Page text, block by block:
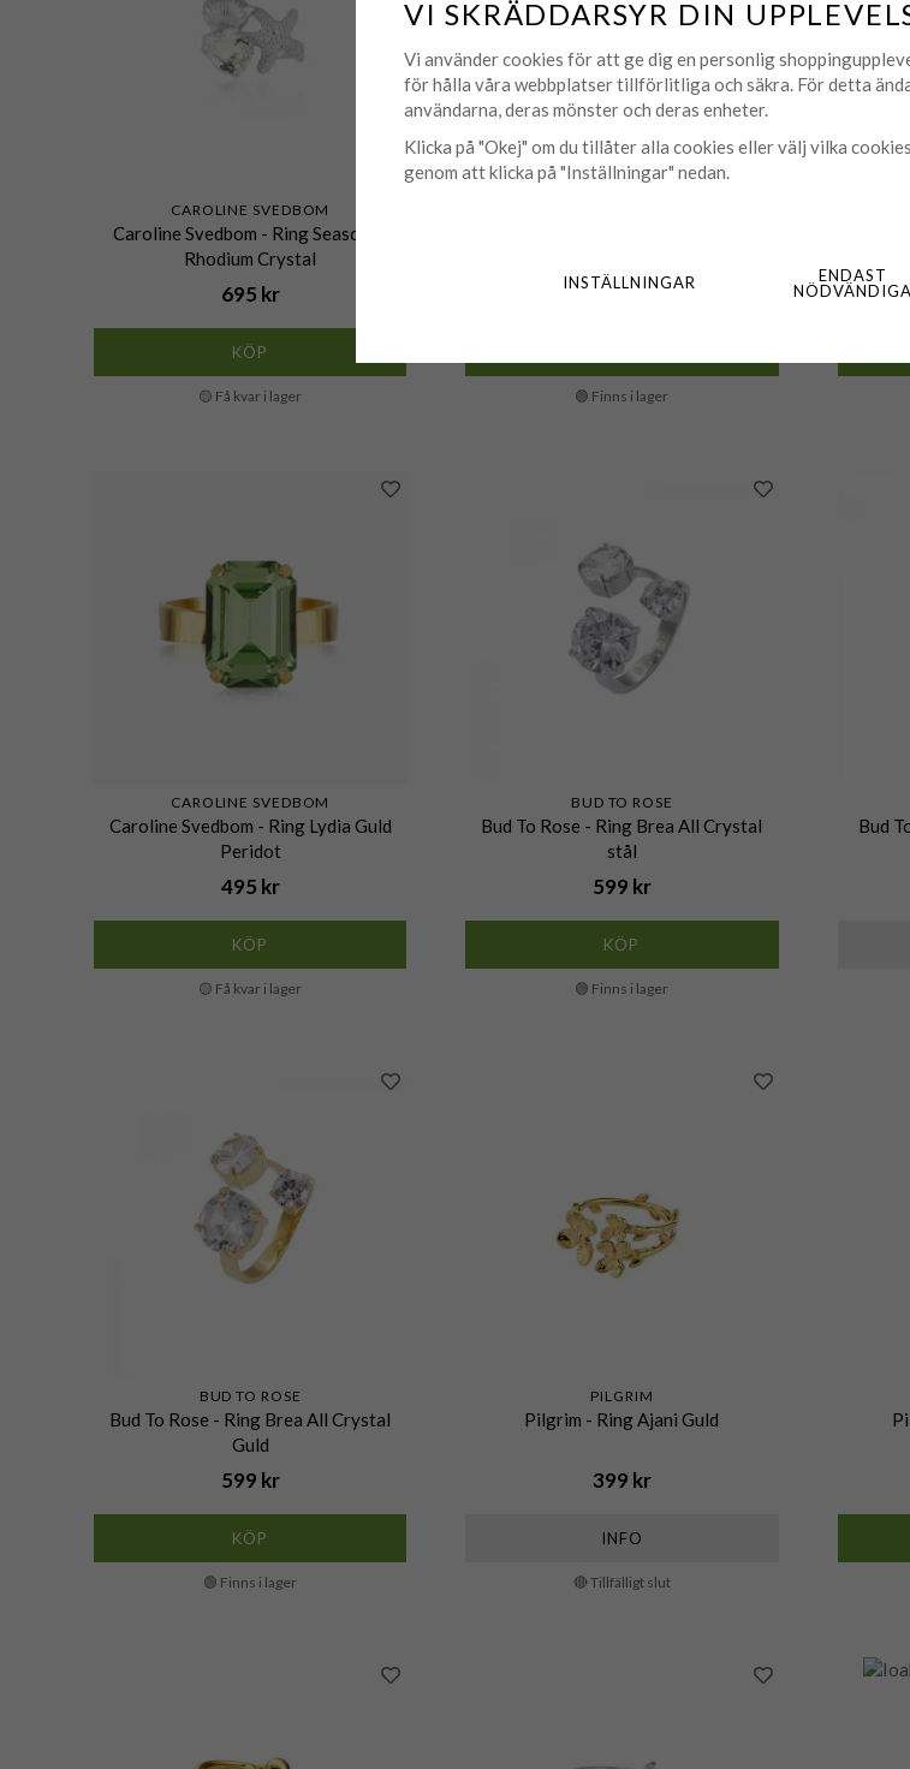
CAROLINE SVEDBOM
Caroline Svedbom - Ring Seascape
Rhodium Crystal
695 kr
KÖP
🟡 Få kvar i lager
695 kr
🟢 Finns i lager
CAROLINE SVEDBOM
Caroline Svedbom - Ring Lydia Guld
Peridot
495 kr
KÖP
🟡 Få kvar i lager
BUD TO ROSE
Bud To Rose - Ring Brea All Crystal
stål
599 kr
KÖP
🟢 Finns i lager
Bud
BUD TO ROSE
Bud To Rose - Ring Brea All Crystal
Guld
599 kr
KÖP
🟢 Finns i lager
PILGRIM
Pilgrim - Ring Ajani Guld
399 kr
INFO
🔴 Tillfälligt slut
VI SKRÄDDARSYR DIN
Vi använder cookies för att ge dig en personlig
för hålla våra webbplatser tillförlitliga och säkra. För detta
användarna, deras mönster och deras enheter.
Klicka på "Okej" om du tillåter alla cookies eller välj vilka
genom att klicka på "Inställningar" nedan.
INSTÄLLNINGAR
ENDAST
NÖDVÄNDIGA